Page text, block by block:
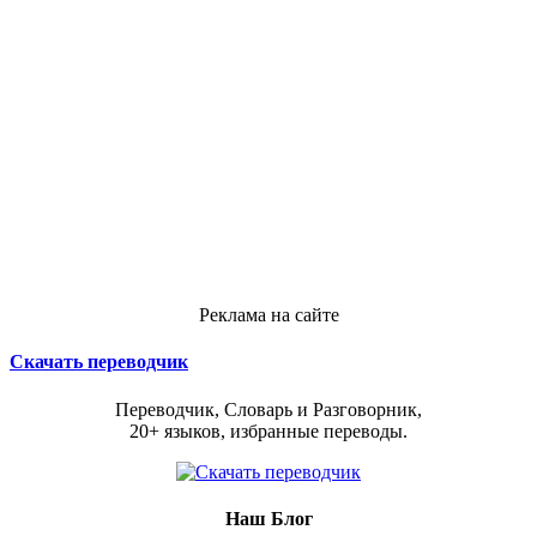
Реклама на сайте
Скачать переводчик
Переводчик, Словарь и Разговорник,
20+ языков, избранные переводы.
Наш Блог